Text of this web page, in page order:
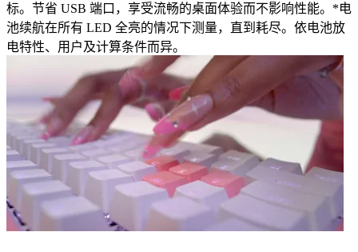
标。节省 USB 端口，享受流畅的桌面体验而不影响性能。*电
池续航在所有 LED 全亮的情况下测量，直到耗尽。依电池放
电特性、用户及计算条件而异。